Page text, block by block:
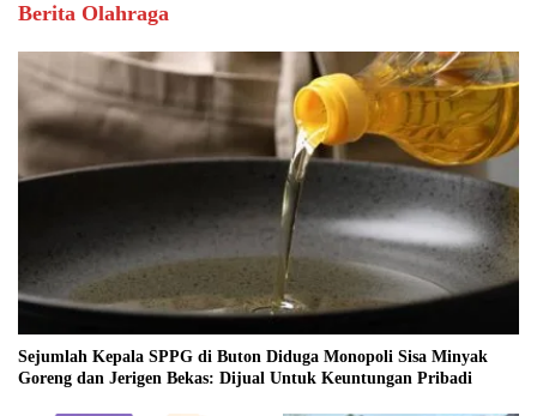
Berita Olahraga
Sejumlah Kepala SPPG di Buton Diduga Monopoli Sisa Minyak
Goreng dan Jerigen Bekas: Dijual Untuk Keuntungan Pribadi